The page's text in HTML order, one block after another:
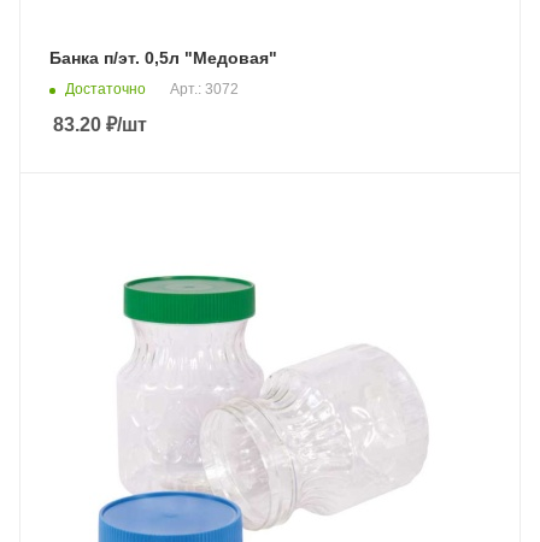
Банка п/эт. 0,5л "Медовая"
Достаточно Арт.: 3072
83.20 ₽/шт